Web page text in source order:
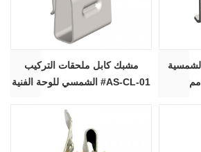
مشبك كابل ملحقات التركيب
الشمسي للوحة الفنية #AS-CL-01